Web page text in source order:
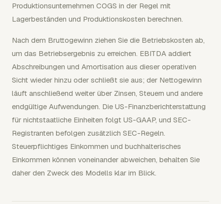
Produktionsunternehmen COGS in der Regel mit
Lagerbeständen und Produktionskosten berechnen.
Nach dem Bruttogewinn ziehen Sie die Betriebskosten ab,
um das Betriebsergebnis zu erreichen. EBITDA addiert
Abschreibungen und Amortisation aus dieser operativen
Sicht wieder hinzu oder schließt sie aus; der Nettogewinn
läuft anschließend weiter über Zinsen, Steuern und andere
endgültige Aufwendungen. Die US-Finanzberichterstattung
für nichtstaatliche Einheiten folgt US-GAAP, und SEC-
Registranten befolgen zusätzlich SEC-Regeln.
Steuerpflichtiges Einkommen und buchhalterisches
Einkommen können voneinander abweichen, behalten Sie
daher den Zweck des Modells klar im Blick.